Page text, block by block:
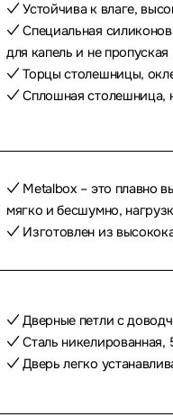
✓ Устойчива к влаге,
✓ Специальная
для капель и не пропуская
✓ Торцы столешницы,
✓ Сплошная столешница,
✓ Metalbox – это плавно
мягко и бесшумно,
✓ Изготовлен из
✓ Дверные петли с
✓ Сталь
✓ Дверь легко